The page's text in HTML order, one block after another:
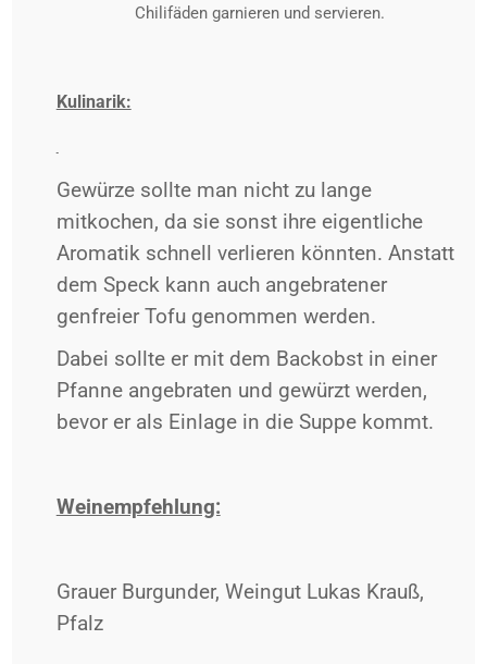
Chilifäden garnieren und servieren.
Kulinarik:
Gewürze sollte man nicht zu lange
mitkochen, da sie sonst ihre eigentliche
Aromatik schnell verlieren könnten. Anstatt
dem Speck kann auch angebratener
genfreier Tofu genommen werden.
Dabei sollte er mit dem Backobst in einer
Pfanne angebraten und gewürzt werden,
bevor er als Einlage in die Suppe kommt.
Weinempfehlung:
Grauer Burgunder, Weingut Lukas Krauß,
Pfalz